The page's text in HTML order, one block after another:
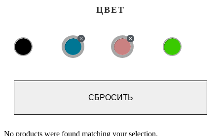
ЦВЕТ
СБРОСИТЬ
No products were found matching your selection.